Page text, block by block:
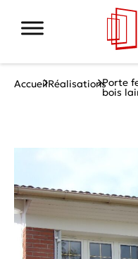
AccueilRéalisationsPorte
bois